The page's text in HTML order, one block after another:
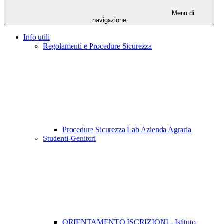
Menu di
navigazione
Info utili
Regolamenti e Procedure Sicurezza
Procedure Sicurezza Lab Azienda Agraria
Studenti-Genitori
ORIENTAMENTO ISCRIZIONI - Istituto